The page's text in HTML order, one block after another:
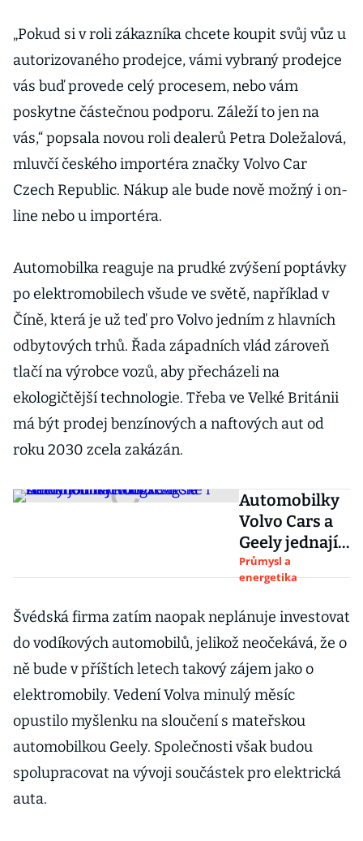
„Pokud si v roli zákazníka chcete koupit svůj vůz u
autorizovaného prodejce, vámi vybraný prodejce
vás buď provede celý procesem, nebo vám
poskytne částečnou podporu. Záleží to jen na
vás,“ popsala novou roli dealerů Petra Doležalová,
mluvčí českého importéra značky Volvo Car
Czech Republic. Nákup ale bude nově možný i on-
line nebo u importéra.
Automobilka reaguje na prudké zvýšení poptávky
po elektromobilech všude ve světě, například v
Číně, která je už teď pro Volvo jedním z hlavních
odbytových trhů. Řada západních vlád zároveň
tlačí na výrobce vozů, aby přecházeli na
ekologičtější technologie. Třeba ve Velké Británii
má být prodej benzínových a naftových aut od
roku 2030 zcela zakázán.
Automobilky
Volvo Cars a
Geely jednají
o fúzi. Akcie
nabídnou na
hongkongské
i
stockholmské
burze
Průmysl a
energetika
Švédská firma zatím naopak neplánuje investovat
do vodíkových automobilů, jelikož neočekává, že o
ně bude v příštích letech takový zájem jako o
elektromobily. Vedení Volva minulý měsíc
opustilo myšlenku na sloučení s mateřskou
automobilkou Geely. Společnosti však budou
spolupracovat na vývoji součástek pro elektrická
auta.